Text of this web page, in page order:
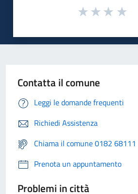
Contatta il comune
Leggi le domande frequenti
Richiedi Assistenza
Chiama il comune 0182 68111
Prenota un appuntamento
Problemi in città